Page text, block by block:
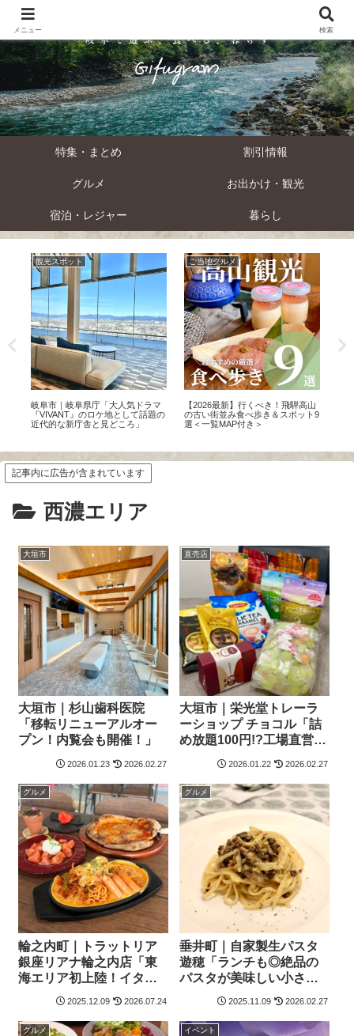
特集・まとめ 割引情報
グルメ お出かけ・観光
宿泊・レジャー 暮らし
観光スポット
岐阜市｜岐阜県庁「大人気ドラマ
『VIVANT』のロケ地として話題の
近代的な新庁舎と見どころ」
ご当地グルメ
【2026最新】行くべき！飛騨高山
の古い街並み食べ歩き＆スポット9
選＜一覧MAP付き＞
記事内に広告が含まれています
西濃エリア
大垣市
大垣市｜杉山歯科医院
「移転リニューアルオー
プン！内覧会も開催！」
2026.01.23 2026.02.27
直売店
大垣市｜栄光堂トレーラ
ーショップ チョコル「詰
め放題100円!?工場直営店
2026.01.22 2026.02.27
グルメ
輪之内町｜トラットリア
銀座リアナ輪之内店「東
海エリア初上陸！イタリ
アンレストランがオープ
2025.12.09 2026.07.24
グルメ
垂井町｜自家製生パスタ
遊穂「ランチも◎絶品の
パスタが美味しい小さな
イタリアンレストラン」
2025.11.09 2026.02.27
グルメ イベント
メニュー 検索